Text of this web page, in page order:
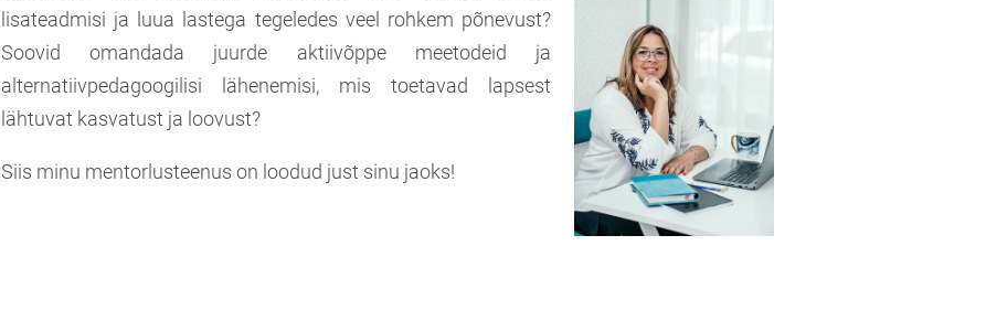
lisateadmisi ja luua lastega tegeledes veel rohkem põnevust?
Soovid omandada juurde aktiivõppe meetodeid ja
alternatiivpedagoogilisi lähenemisi, mis toetavad lapsest
lähtuvat kasvatust ja loovust?
Siis minu mentorlusteenus on loodud just sinu jaoks!